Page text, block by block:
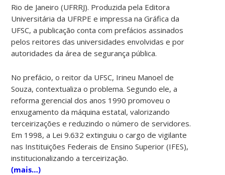
Rio de Janeiro (UFRRJ). Produzida pela Editora
Universitária da UFRPE e impressa na Gráfica da
UFSC, a publicação conta com prefácios assinados
pelos reitores das universidades envolvidas e por
autoridades da área de segurança pública.
No prefácio, o reitor da UFSC, Irineu Manoel de
Souza, contextualiza o problema. Segundo ele, a
reforma gerencial dos anos 1990 promoveu o
enxugamento da máquina estatal, valorizando
terceirizações e reduzindo o número de servidores.
Em 1998, a Lei 9.632 extinguiu o cargo de vigilante
nas Instituições Federais de Ensino Superior (IFES),
institucionalizando a terceirização.
(mais…)